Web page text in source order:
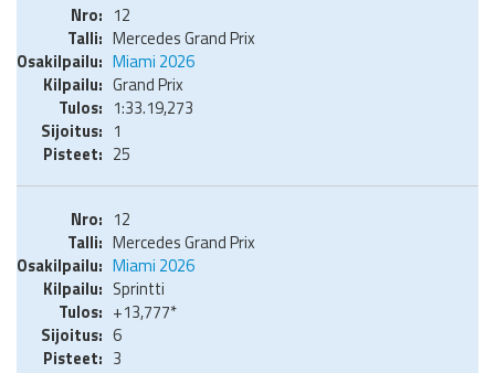
12
Mercedes Grand Prix
Miami 2026
Grand Prix
1:33.19,273
1
25
12
Mercedes Grand Prix
Miami 2026
Sprintti
+13,777*
6
3